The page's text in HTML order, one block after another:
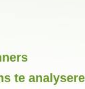
te